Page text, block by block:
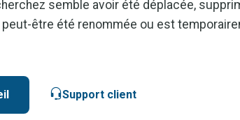
semble avoir été déplacée,
peut-être été renommée ou est
Support client